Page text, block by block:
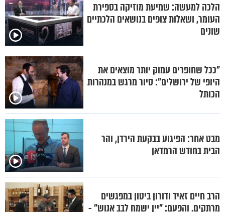
הלכה למעשה: שמיעת מוזיקה בספירת
העומר, ושאלות צופים בנושאים הלכתיים
שונים
"ככל שחופרים עמוק יותר מוצאים את
היופי של ירושלים": סיור מרגש במנהרות
הכותל
מבט אחר: הפיגוע בבקעת הירדן, והר
הבית בחודש הרמדאן
הרב חיים זאיד ודורון ביטון במפגשים
מרתקים. והפעם: "יין ישמח לבב אנוש" -